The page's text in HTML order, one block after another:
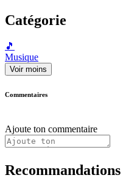
Catégorie
🎵
Musique
Voir moins
Commentaires
Ajoute ton commentaire
Recommandations